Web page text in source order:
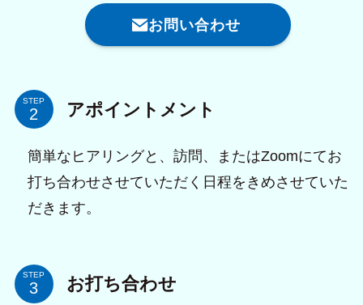
お問い合わせ
STEP アポイントメント
簡単なヒアリングと、訪問、またはZoomにてお
打ち合わせさせていただく日程をきめさせていた
だきます。
STEP お打ち合わせ